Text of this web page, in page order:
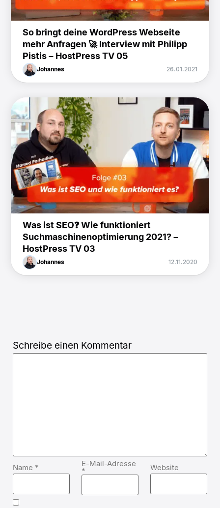
So bringt deine WordPress Webseite
mehr Anfragen 🚀 Interview mit Philipp
Pistis – HostPress TV 05
Johannes 26.01.2021
Was ist SEO❓ Wie funktioniert
Suchmaschinenoptimierung 2021? –
HostPress TV 03
Johannes 12.11.2020
Schreibe einen Kommentar
Name * E-Mail-Adresse
* Website